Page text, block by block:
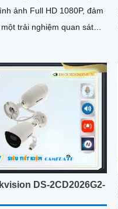
ảnh Full HD 1080P, đảm
trải nghiệm quan sát
DS-2CD2026G2-